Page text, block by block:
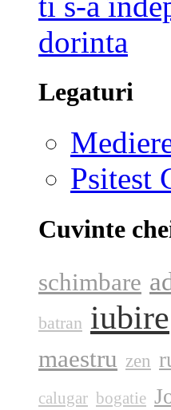
Legaturi
Psitest
Cuvinte
schimbare
batran iubire
maestru zen
calugar bogatie